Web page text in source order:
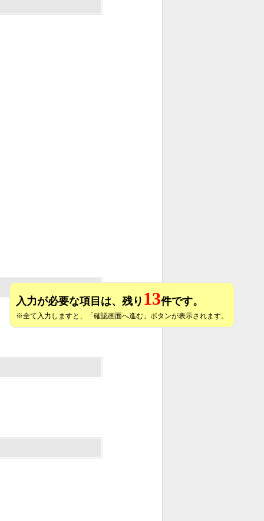
入力が必要な項目は、残り 13件です。
※全て入力しますと、「確認画面へ進む」ボタンが表示されます。